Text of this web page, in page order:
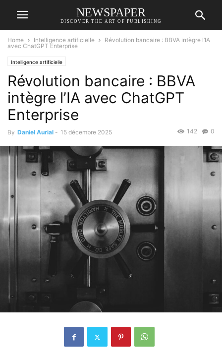
NEWSPAPER
DISCOVER THE ART OF PUBLISHING
Home Intelligence artificielle
Révolution bancaire : BBVA intègre l’IA
avec ChatGPT Enterprise
Intelligence artificielle
Révolution bancaire : BBVA
intègre l’IA avec ChatGPT
Enterprise
By Daniel Aurial - 15 décembre 2025 0
142